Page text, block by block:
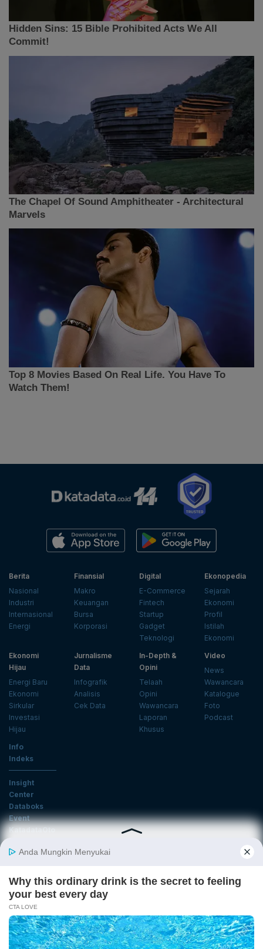
Berita
Nasional
Industri
Internasional
Energi
Finansial
Makro
Keuangan
Bursa
Korporasi
Digital
E-Commerce
Fintech
Startup
Gadget
Teknologi
Ekonopedia
Sejarah
Ekonomi
Profil
Istilah
Ekonomi
Ekonomi
Hijau
Energi Baru
Ekonomi
Sirkular
Investasi
Hijau
Jurnalisme
Data
Infografik
Analisis
Cek Data
In-Depth &
Opini
Telaah
Opini
Wawancara
Laporan
Khusus
Video
News
Wawancara
Katalogue
Foto
Podcast
Info
Indeks
Insight
Center
Databoks
Event
KatadataOto
Email
Daftar